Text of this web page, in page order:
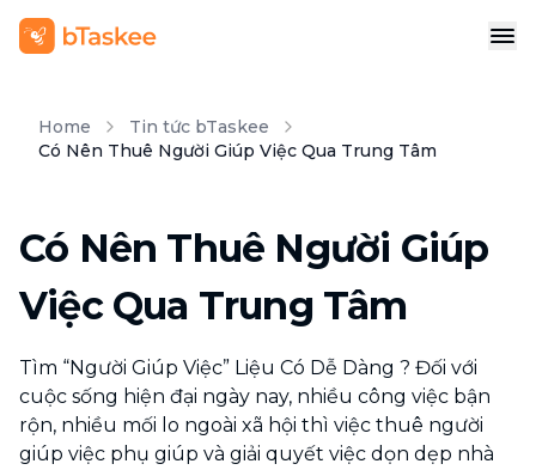
Home
Tin tức bTaskee
Có Nên Thuê Người Giúp Việc Qua Trung Tâm
Có Nên Thuê Người Giúp
Việc Qua Trung Tâm
Tìm “Người Giúp Việc” Liệu Có Dễ Dàng ? Đối với
cuộc sống hiện đại ngày nay, nhiều công việc bận
rộn, nhiều mối lo ngoài xã hội thì việc thuê người
giúp việc phụ giúp và giải quyết việc dọn dẹp nhà